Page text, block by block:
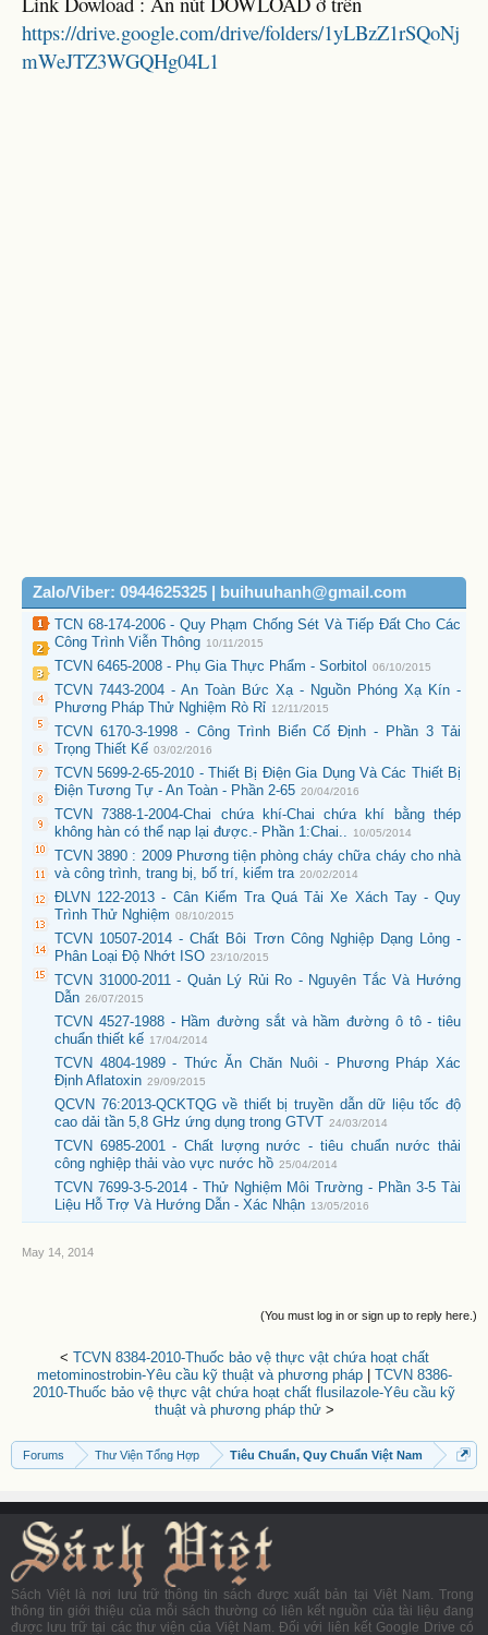
https://drive.google.com/drive/folders/1yLBzZ1rSQoNj
mWeJTZ3WGQHg04L1
Zalo/Viber: 0944625325 | buihuuhanh@gmail.com
TCN 68-174-2006 - Quy Phạm Chống Sét Và Tiếp Đất Cho Các
Công Trình Viễn Thông 10/11/2015
TCVN 6465-2008 - Phụ Gia Thực Phẩm - Sorbitol 06/10/2015
TCVN 7443-2004 - An Toàn Bức Xạ - Nguồn Phóng Xạ Kín -
Phương Pháp Thử Nghiệm Rò Rỉ 12/11/2015
TCVN 6170-3-1998 - Công Trình Biển Cố Định - Phần 3 Tải
Trọng Thiết Kế 03/02/2016
TCVN 5699-2-65-2010 - Thiết Bị Điện Gia Dụng Và Các Thiết Bị
Điện Tương Tự - An Toàn - Phần 2-65 20/04/2016
TCVN 7388-1-2004-Chai chứa khí-Chai chứa khí bằng thép
không hàn có thể nạp lại được.- Phần 1:Chai..
10/05/2014
TCVN 3890 : 2009 Phương tiện phòng cháy chữa cháy cho nhà
và công trình, trang bị, bố trí, kiểm tra 20/02/2014
ĐLVN 122-2013 - Cân Kiểm Tra Quá Tải Xe Xách Tay - Quy
Trình Thử Nghiệm 08/10/2015
TCVN 10507-2014 - Chất Bôi Trơn Công Nghiệp Dạng Lỏng -
Phân Loại Độ Nhớt ISO 23/10/2015
TCVN 31000-2011 - Quản Lý Rủi Ro - Nguyên Tắc Và Hướng
Dẫn 26/07/2015
TCVN 4527-1988 - Hầm đường sắt và hầm đường ô tô - tiêu
chuẩn thiết kế 17/04/2014
TCVN 4804-1989 - Thức Ăn Chăn Nuôi - Phương Pháp Xác
Định Aflatoxin 29/09/2015
QCVN 76:2013-QCKTQG về thiết bị truyền dẫn dữ liệu tốc độ
cao dải tần 5,8 GHz ứng dụng trong GTVT 24/03/2014
TCVN 6985-2001 - Chất lượng nước - tiêu chuẩn nước thải
công nghiệp thải vào vực nước hồ 25/04/2014
TCVN 7699-3-5-2014 - Thử Nghiệm Môi Trường - Phần 3-5 Tài
Liệu Hỗ Trợ Và Hướng Dẫn - Xác Nhận 13/05/2016
May 14, 2014
(You must log in or sign up to reply here.)
< TCVN 8384-2010-Thuốc bảo vệ thực vật chứa hoạt chất
metominostrobin-Yêu cầu kỹ thuật và phương pháp| TCVN 8386-
2010-Thuốc bảo vệ thực vật chứa hoạt chất flusilazole-Yêu cầu kỹ
thuật và phương pháp thử>
Forums Thư Viện Tổng Hợp Tiêu Chuẩn, Quy Chuẩn Việt Nam
Sách Việt là nơi lưu trữ thông tin sách được xuất bản tại Việt Nam. Trong
thông tin giới thiệu của mỗi sách thường có liên kết nguồn của tài liệu đang
được lưu trữ tại các thư viện của Việt Nam. Đối với liên kết Google Drive có